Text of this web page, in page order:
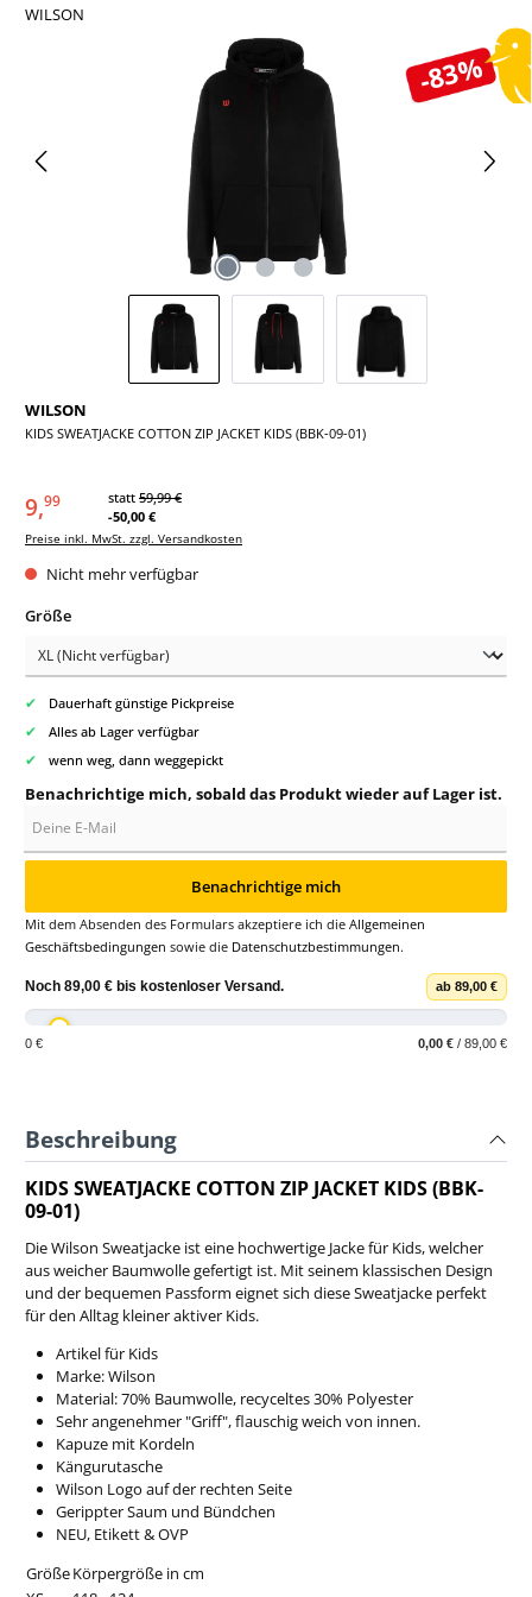
-83%
WILSON
KIDS SWEATJACKE COTTON ZIP JACKET KIDS (BBK-09-01)
WILSON
9,99 statt 59,99 €
-50,00 €
Preise inkl. MwSt. zzgl. Versandkosten
Nicht mehr verfügbar
Größeauswählen
✔ Dauerhaft günstige Pickpreise
✔ Alles ab Lager verfügbar
✔ wenn weg, dann weggepickt
Benachrichtige mich, sobald das Produkt wieder auf Lager ist.
Benachrichtige mich
Mit dem Absenden des Formulars akzeptiere ich die Allgemeinen
Geschäftsbedingungen sowie die Datenschutzbestimmungen.
Noch 89,00 € bis kostenloser Versand. ab 89,00 €
0 € 0,00 € / 89,00 €
Beschreibung
KIDS SWEATJACKE COTTON ZIP JACKET KIDS (BBK-
09-01)
Die Wilson Sweatjacke ist eine hochwertige Jacke für Kids, welcher
aus weicher Baumwolle gefertigt ist. Mit seinem klassischen Design
und der bequemen Passform eignet sich diese Sweatjacke perfekt
für den Alltag kleiner aktiver Kids.
Artikel für Kids
Marke: Wilson
Material: 70% Baumwolle, recyceltes 30% Polyester
Sehr angenehmer "Griff", flauschig weich von innen.
Kapuze mit Kordeln
Kängurutasche
Wilson Logo auf der rechten Seite
Gerippter Saum und Bündchen
NEU, Etikett & OVP
GrößeKörpergröße in cm